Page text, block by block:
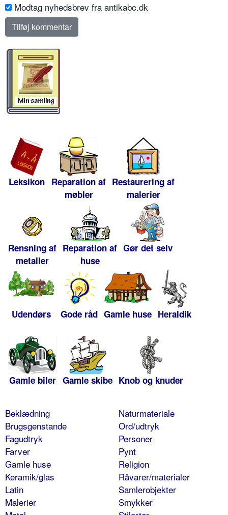
Modtag nyhedsbrev fra antikabc.dk
Leksikon Reparation af
møbler
Restaurering af
malerier
Rensning af
metaller
Reparation af
huse
Gør det selv
Udendørs Gode råd Gamle huse Heraldik
Gamle biler Gamle skibe Knob og knuder
Beklædning
Brugsgenstande
Fagudtryk
Farver
Gamle huse
Keramik/glas
Latin
Malerier
Naturmateriale
Ord/udtryk
Personer
Pynt
Religion
Råvarer/materialer
Samlerobjekter
Smykker